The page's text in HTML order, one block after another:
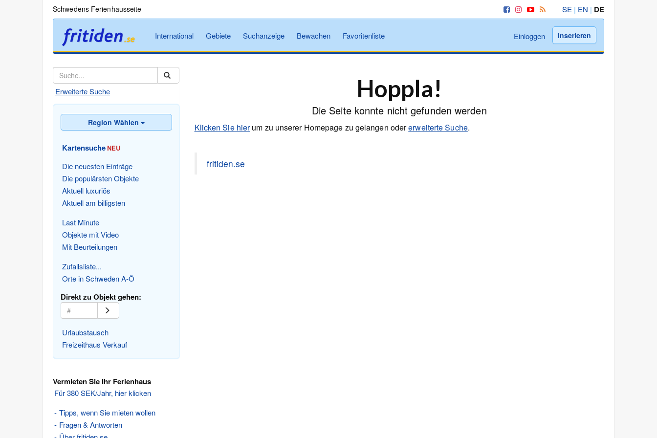
Schwedens Ferienhausseite SE | EN | DE
International Gebiete Suchanzeige Bewachen Favoritenliste Einloggen Inserieren
Erweiterte Suche
Region Wählen
KartensucheNEU
Die neuesten Einträge
Die populärsten Objekte
Aktuell luxuriös
Aktuell am billigsten
Last Minute
Objekte mit Video
Mit Beurteilungen
Zufallsliste...
Orte in Schweden A-Ö
Direkt zu Objekt gehen:
Urlaubstausch
Freizeithaus Verkauf
Vermieten Sie Ihr Ferienhaus
Für 380 SEK/Jahr, hier klicken
Tipps, wenn Sie mieten wollen
Fragen & Antworten
Hoppla!
Die Seite konnte nicht gefunden werden
Klicken Sie hierum zu unserer Homepage zu gelangen odererweiterte Suche.
fritiden.se